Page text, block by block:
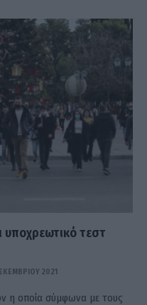
υποχρεωτικό τεστ
2021
η οποία σύμφωνα με τους